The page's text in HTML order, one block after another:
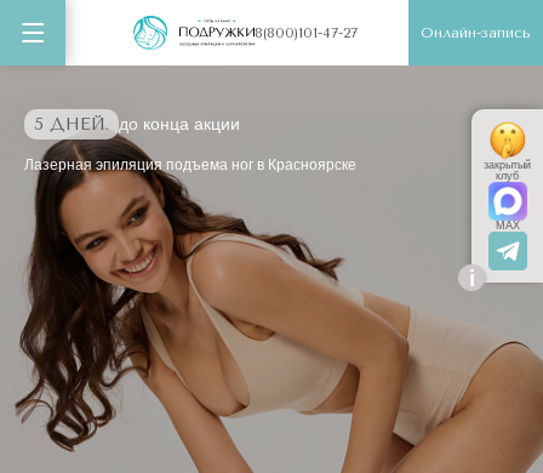
8(800)101-47-27 Онлайн-запись
5 ДНЕЙ. до конца акции
Лазерная эпиляция подъема ног в Красноярске
i
закрытый
клуб
MAX